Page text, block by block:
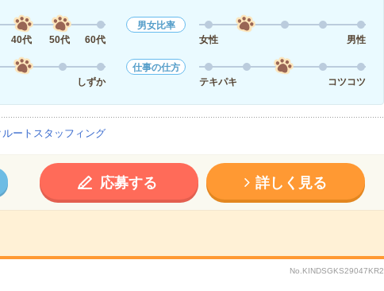
40代 50代 60代
男女比率
女性
男性
しずか
仕事の仕方
テキパキ
コツコツ
ートスタッフィング
応募する 詳しく見る
No.KINDSGKS29047KR2